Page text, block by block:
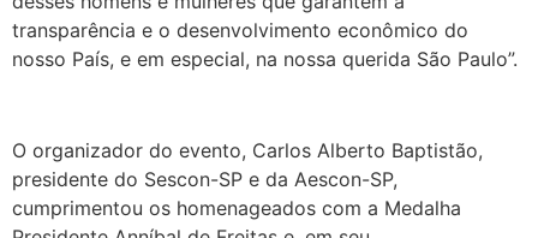
transparência e o desenvolvimento econômico do
nosso País, e em especial, na nossa querida São Paulo”.
O organizador do evento, Carlos Alberto Baptistão,
presidente do Sescon-SP e da Aescon-SP,
cumprimentou os homenageados com a Medalha